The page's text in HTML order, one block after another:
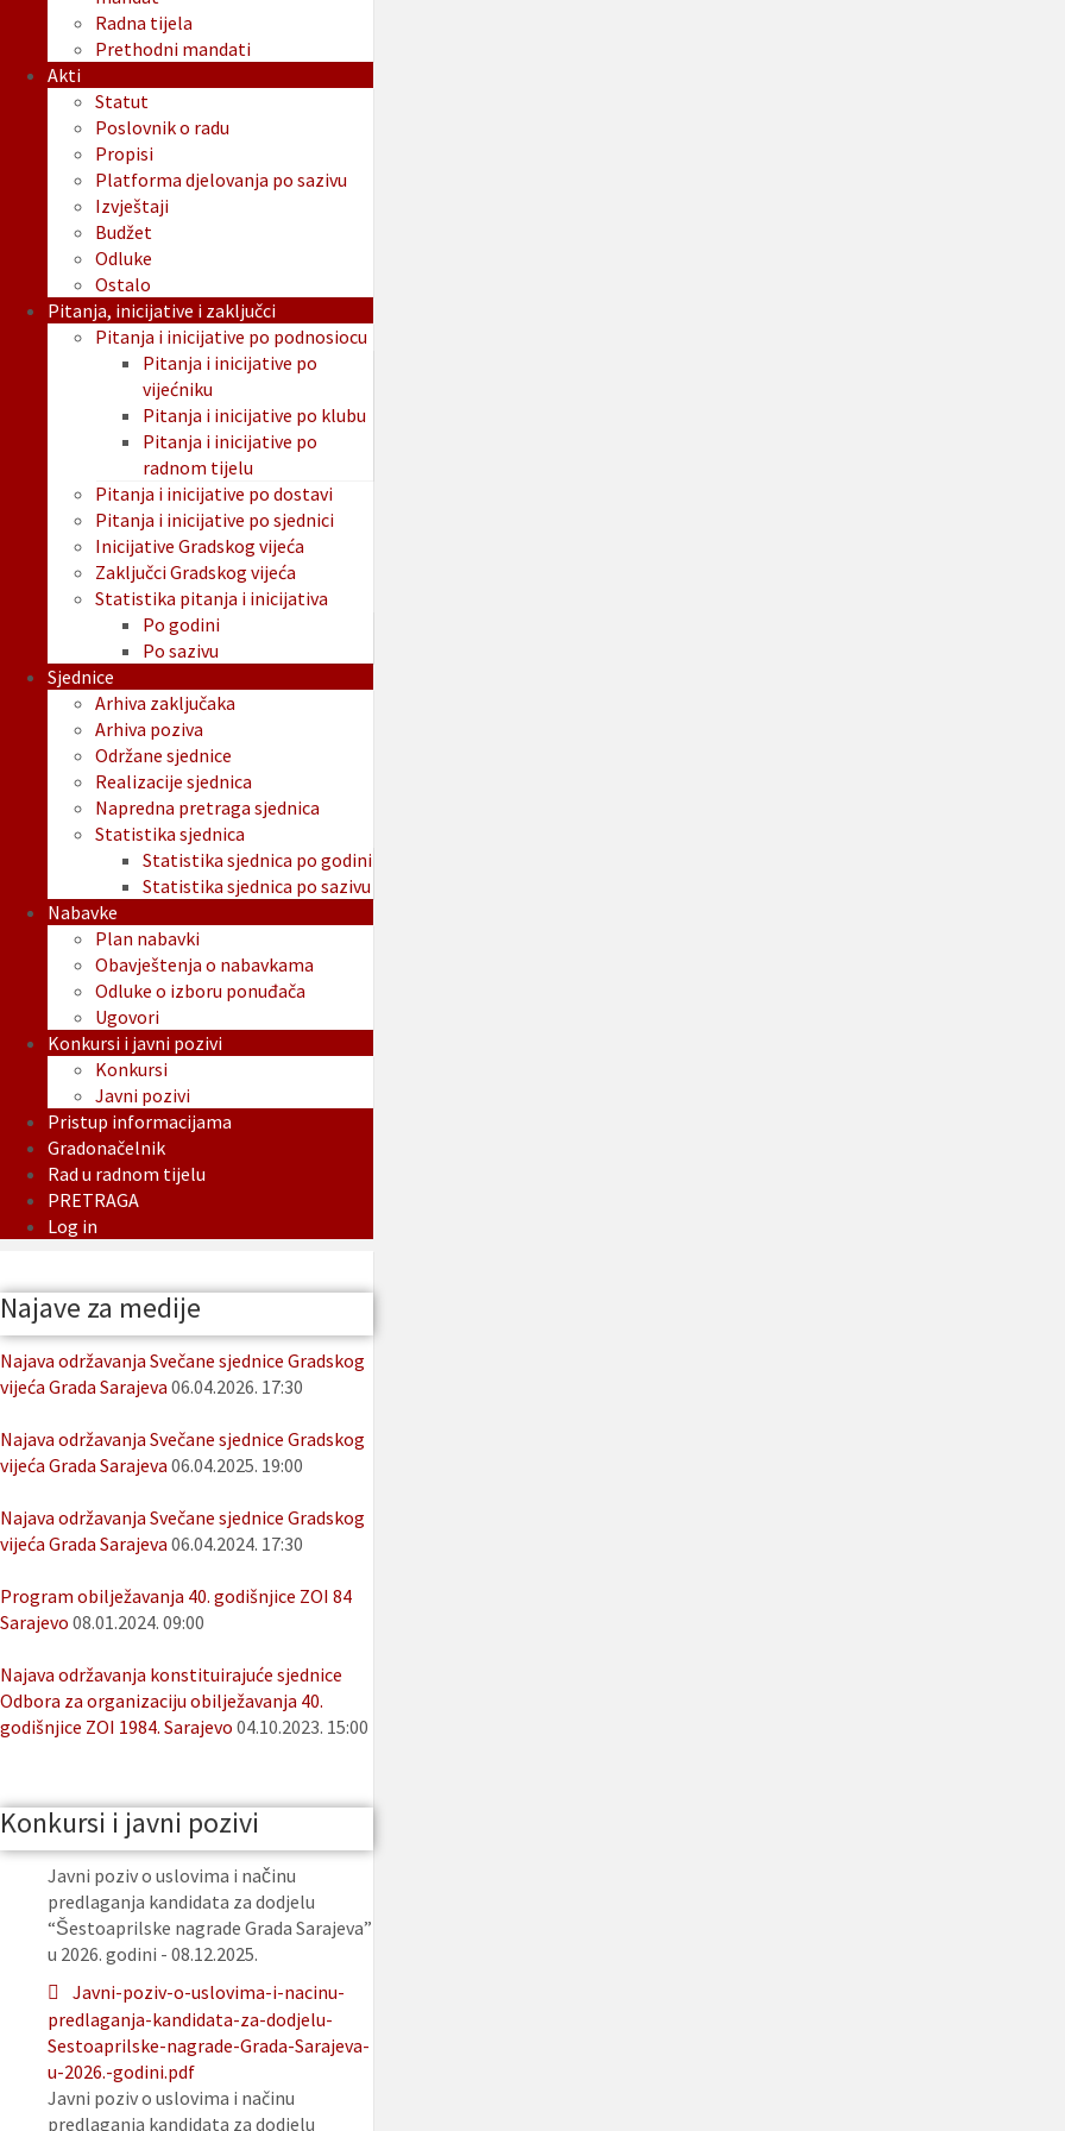
Radna tijela
Prethodni mandati
Akti
Statut
Poslovnik o radu
Propisi
Platforma djelovanja po sazivu
Izvještaji
Budžet
Odluke
Ostalo
Pitanja, inicijative i zaključci
Pitanja i inicijative po podnosiocu
Pitanja i inicijative po
vijećniku
Pitanja i inicijative po klubu
Pitanja i inicijative po
radnom tijelu
Pitanja i inicijative po dostavi
Pitanja i inicijative po sjednici
Inicijative Gradskog vijeća
Zaključci Gradskog vijeća
Statistika pitanja i inicijativa
Po godini
Po sazivu
Sjednice
Arhiva zaključaka
Arhiva poziva
Održane sjednice
Realizacije sjednica
Napredna pretraga sjednica
Statistika sjednica
Statistika sjednica po godini
Statistika sjednica po sazivu
Nabavke
Plan nabavki
Obavještenja o nabavkama
Odluke o izboru ponuđača
Ugovori
Konkursi i javni pozivi
Konkursi
Javni pozivi
Pristup informacijama
Gradonačelnik
Rad u radnom tijelu
PRETRAGA
Log in
Najave za medije
Najava održavanja Svečane sjednice Gradskog
vijeća Grada Sarajeva 06.04.2026. 17:30
Najava održavanja Svečane sjednice Gradskog
vijeća Grada Sarajeva 06.04.2025. 19:00
Najava održavanja Svečane sjednice Gradskog
vijeća Grada Sarajeva 06.04.2024. 17:30
Program obilježavanja 40. godišnjice ZOI 84
Sarajevo 08.01.2024. 09:00
Najava održavanja konstituirajuće sjednice
Odbora za organizaciju obilježavanja 40.
godišnjice ZOI 1984. Sarajevo 04.10.2023. 15:00
Konkursi i javni pozivi
Javni poziv o uslovima i načinu
predlaganja kandidata za dodjelu
“Šestoaprilske nagrade Grada Sarajeva”
u 2026. godini - 08.12.2025.
Javni-poziv-o-uslovima-i-nacinu-
predlaganja-kandidata-za-dodjelu-
Sestoaprilske-nagrade-Grada-Sarajeva-
u-2026.-godini.pdf
Javni poziv o uslovima i načinu
predlaganja kandidata za dodjelu